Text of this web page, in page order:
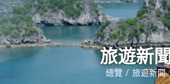
旅遊新聞
總覽 旅遊新聞